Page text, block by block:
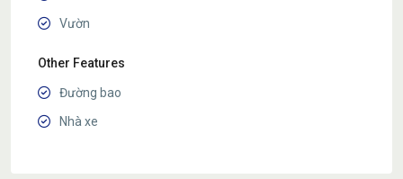
Vườn
Other Features
Đường bao
Nhà xe